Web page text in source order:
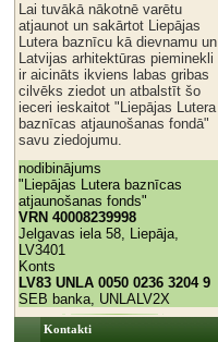
Lai tuvākā nākotnē varētu
atjaunot un sakārtot Liepājas
Lutera baznīcu kā dievnamu un
Latvijas arhitektūras pieminekli
ir aicināts ikviens labas gribas
cilvēks ziedot un atbalstīt šo
ieceri ieskaitot "Liepājas Lutera
baznīcas atjaunošanas fondā"
savu ziedojumu.
nodibinājums
"Liepājas Lutera baznīcas
atjaunošanas fonds"
VRN 40008239998
Jelgavas iela 58, Liepāja,
LV3401
Konts
LV83 UNLA 0050 0236 3204 9
SEB banka, UNLALV2X
Kontakti